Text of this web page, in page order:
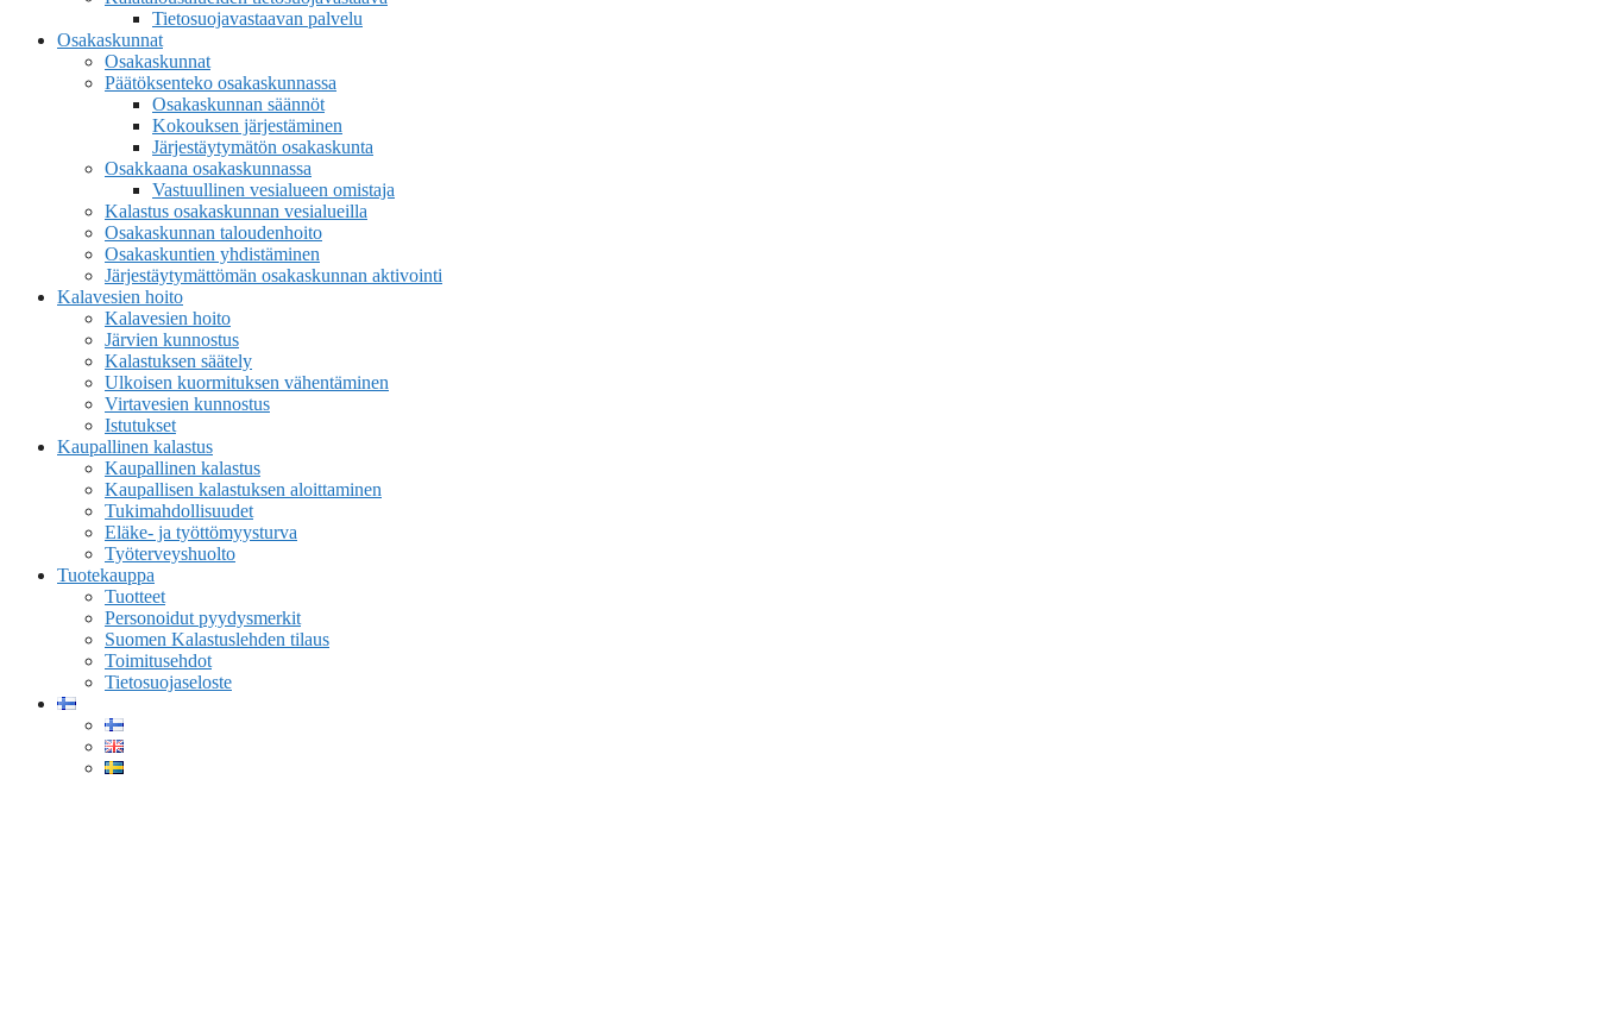
Tietosuojavastaavan palvelu
Osakaskunnat
Osakaskunnat
Päätöksenteko osakaskunnassa
Osakaskunnan säännöt
Kokouksen järjestäminen
Järjestäytymätön osakaskunta
Osakkaana osakaskunnassa
Vastuullinen vesialueen omistaja
Kalastus osakaskunnan vesialueilla
Osakaskunnan taloudenhoito
Osakaskuntien yhdistäminen
Järjestäytymättömän osakaskunnan aktivointi
Kalavesien hoito
Kalavesien hoito
Järvien kunnostus
Kalastuksen säätely
Ulkoisen kuormituksen vähentäminen
Virtavesien kunnostus
Istutukset
Kaupallinen kalastus
Kaupallinen kalastus
Kaupallisen kalastuksen aloittaminen
Tukimahdollisuudet
Eläke- ja työttömyysturva
Työterveyshuolto
Tuotekauppa
Tuotteet
Personoidut pyydysmerkit
Suomen Kalastuslehden tilaus
Toimitusehdot
Tietosuojaseloste